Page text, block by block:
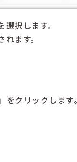
択します。
ます。
クリックします。